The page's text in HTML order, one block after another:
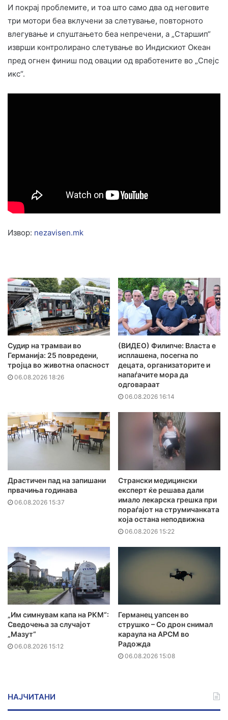
И покрај проблемите, и тоа што само два од неговите
три мотори беа вклучени за слетување, повторното
влегување и спуштањето беа непречени, а „Старшип“
изврши контролирано слетување во Индискиот Океан
пред огнен финиш под овации од вработените во „Спејс
икс“.
Извор: nezavisen.mk
Судир на трамваи во
Германија: 25 повредени,
тројца во животна опасност
06.08.2026 18:26
(ВИДЕО) Филипче: Власта е
исплашена, посегна по
децата, организаторите и
напаѓачите мора да
одговараат
06.08.2026 16:14
Драстичен пад на запишани
првачиња годинава
06.08.2026 15:37
Странски медицински
експерт ќе решава дали
имало лекарска грешка при
пораѓајот на струмичанката
која остана неподвижна
06.08.2026 15:22
„Им симнувам капа на РКМ“:
Сведочења за случајот
„Мазут“
06.08.2026 15:12
Германец уапсен во
струшко – Со дрон снимал
караула на АРСМ во
Радожда
06.08.2026 15:08
НАЈЧИТАНИ